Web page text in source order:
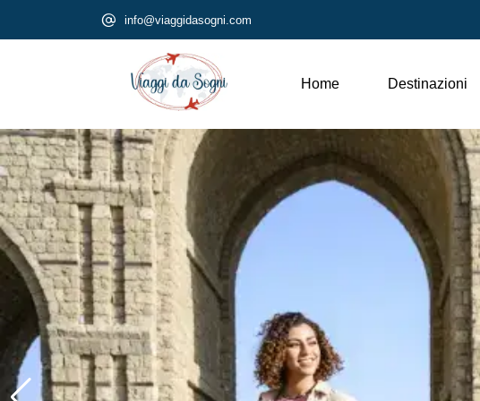
info@viaggidasogni.com
Home Destinazioni